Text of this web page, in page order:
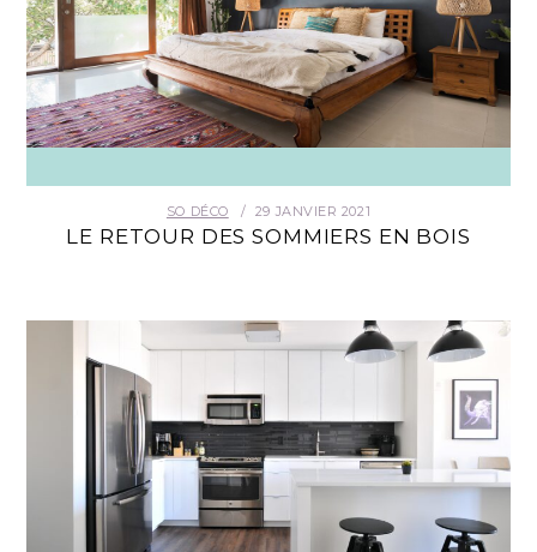
SO DÉCO 29 JANVIER 2021
LE RETOUR DES SOMMIERS EN BOIS